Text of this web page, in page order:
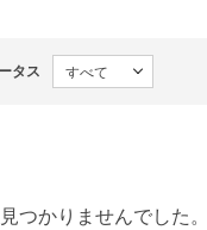
タス
つかりませんでした。